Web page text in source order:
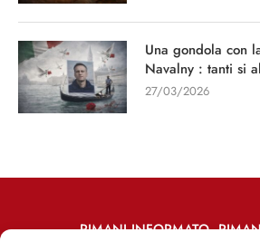
Una gondola con
Navalny : tanti si
27/03/2026
RIMANI INFORMATO,